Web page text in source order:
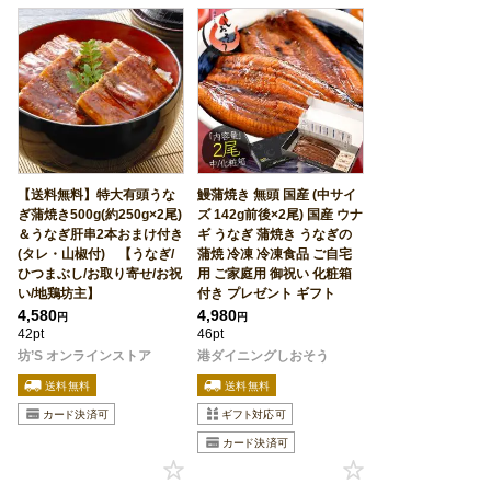
【送料無料】特大有頭うな
ぎ蒲焼き500g(約250g×2尾)
＆うなぎ肝串2本おまけ付き
(タレ・山椒付) 【うなぎ/
ひつまぶし/お取り寄せ/お祝
い/地鶏坊主】
4,580円
42pt
坊’S オンラインストア
鰻蒲焼き 無頭 国産 (中サイ
ズ 142g前後×2尾) 国産 ウナ
ギ うなぎ 蒲焼き うなぎの
蒲焼 冷凍 冷凍食品 ご自宅
用 ご家庭用 御祝い 化粧箱
付き プレゼント ギフト
4,980円
46pt
港ダイニングしおそう